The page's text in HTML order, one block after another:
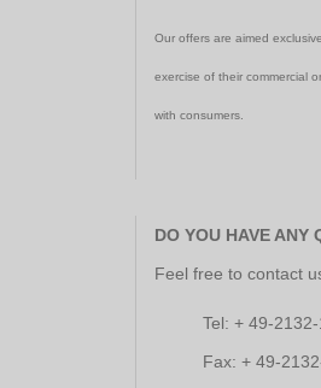
Our offers are aimed
exercise of their commercial
with consumers.
DO YOU HAVE ANY
Feel free to contact
Tel: + 49-
Fax: + 49-